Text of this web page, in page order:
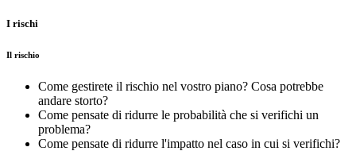
I rischi
Il rischio
Come gestirete il rischio nel vostro piano? Cosa potrebbe
andare storto?
Come pensate di ridurre le probabilità che si verifichi un
problema?
Come pensate di ridurre l'impatto nel caso in cui si verifichi?